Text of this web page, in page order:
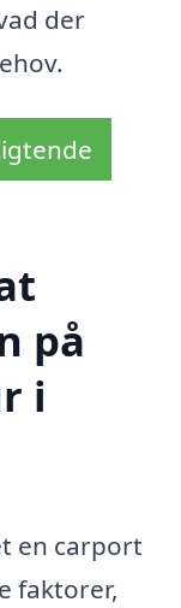
der
på
i
en carport
faktorer,